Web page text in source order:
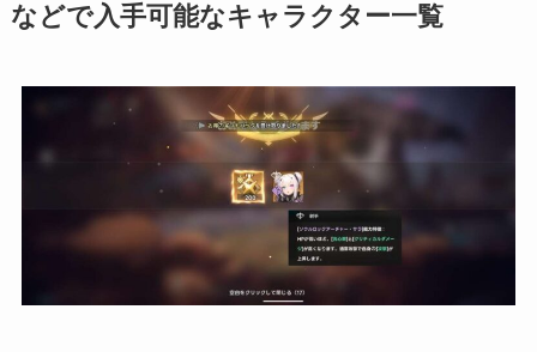
などで入手可能なキャラクター一覧